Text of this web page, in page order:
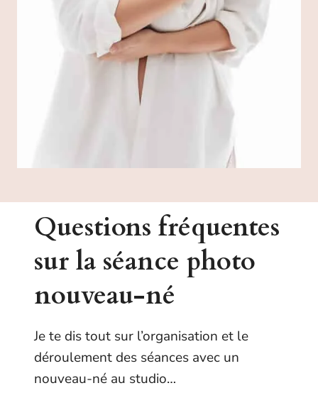
Questions fréquentes
sur la séance photo
nouveau-né
Je te dis tout sur l’organisation et le
déroulement des séances avec un
nouveau-né au studio…